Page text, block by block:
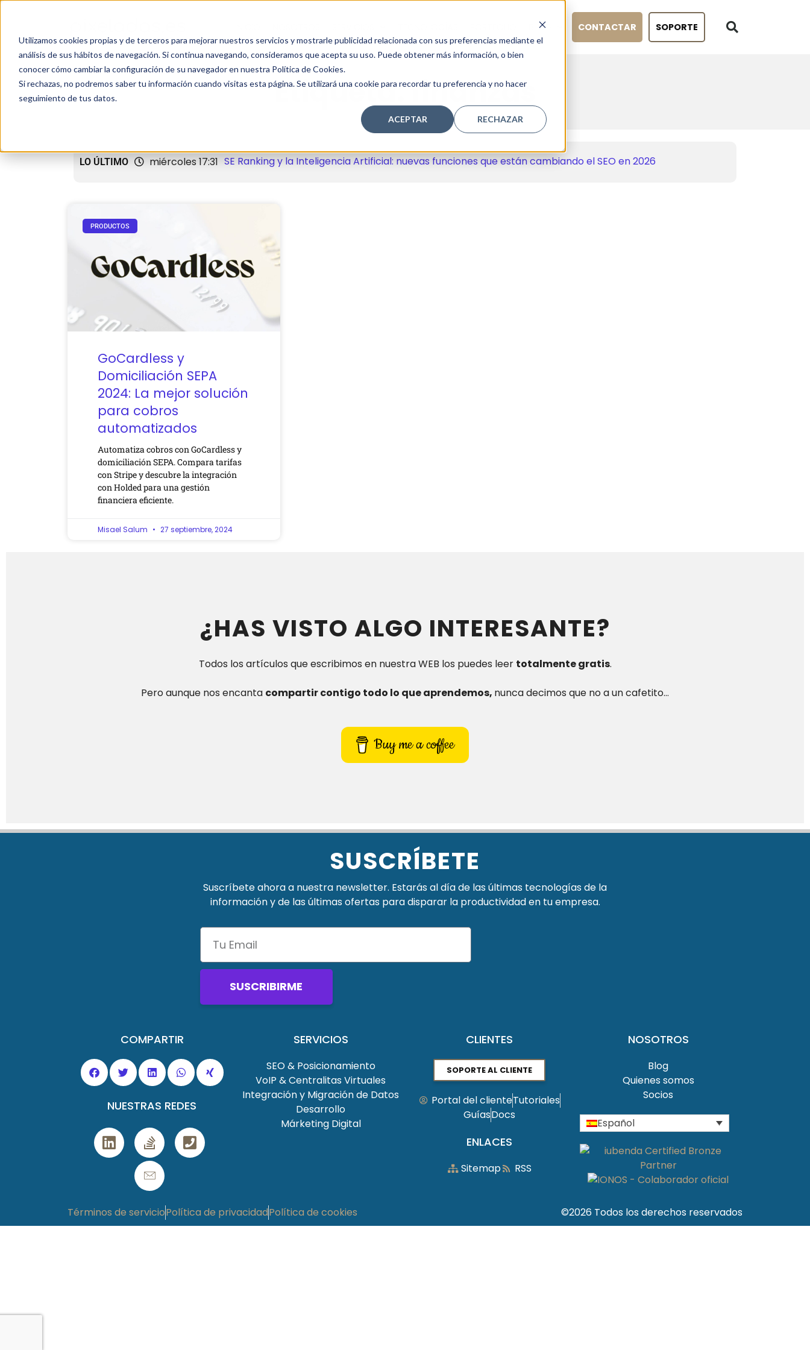
Utilizamos cookies propias y de terceros para mejorar nuestros servicios y mostrarle publicidad relacionada con sus preferencias mediante el
análisis de sus hábitos de navegación. Si continua navegando, consideramos que acepta su uso. Puede obtener más información, o bien
conocer cómo cambiar la configuración de su navegador en nuestra Política de Cookies.
Si rechazas, no podremos saber tu información cuando visitas esta página. Se utilizará una cookie para recordar tu preferencia y no hacer
seguimiento de tus datos.
ACEPTAR RECHAZAR
BLOG CONTACTAR SOPORTE
Etiqueta: finanzas
LO ÚLTIMO miércoles 17:31 SE Ranking y la Inteligencia Artificial: nuevas funciones que están cambiando el SEO en 2026
Automatización inteligente de email marketing en 2026: cómo usar MailerLite para escalar tu
negocio
PRODUCTOS
GoCardless y
Domiciliación SEPA
2024: La mejor solución
para cobros
automatizados
Automatiza cobros con GoCardless y
domiciliación SEPA. Compara tarifas
con Stripe y descubre la integración
con Holded para una gestión
financiera eficiente.
Misael Salum 27 septiembre, 2024
¿HAS VISTO ALGO INTERESANTE?
Todos los artículos que escribimos en nuestra WEB los puedes leer totalmente gratis.
Pero aunque nos encanta compartir contigo todo lo que aprendemos, nunca decimos que no a un cafetito…
Buy me a coffee
SUSCRÍBETE
Suscríbete ahora a nuestra newsletter. Estarás al día de las últimas tecnologías de la
información y de las últimas ofertas para disparar la productividad en tu empresa.
SUSCRIBIRME
COMPARTIR
NUESTRAS REDES
SERVICIOS
SEO & Posicionamiento
VoIP & Centralitas Virtuales
Integración y Migración de Datos
Desarrollo
Márketing Digital
CLIENTES
SOPORTE AL CLIENTE
Portal del clienteTutoriales
GuíasDocs
ENLACES
Sitemap RSS
NOSOTROS
Blog
Quienes somos
Socios
Español
Términos de servicioPolítica de privacidadPolítica de cookies ©2026 Todos los derechos reservados